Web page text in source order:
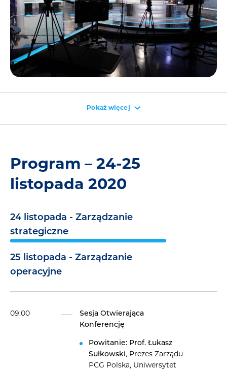
Pokaż więcej
Program – 24-25
listopada 2020
24 listopada - Zarządzanie
strategiczne
25 listopada - Zarządzanie
operacyjne
09:00
Sesja Otwierająca
Konferencję
Powitanie: Prof. Łukasz
Sułkowski, Prezes Zarządu
PCG Polska, Uniwersytet